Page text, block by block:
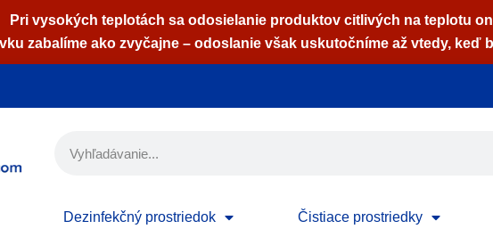
Pri vysokých teplotách sa odosielanie produktov citlivých na teplotu
zabalíme ako zvyčajne – odoslanie však uskutočníme až vtedy, keď
Dezinfekčný prostriedok Čistiace prostriedky